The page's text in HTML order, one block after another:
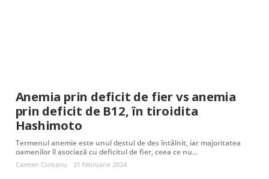
Anemia prin deficit de fier vs anemia
prin deficit de B12, în tiroidita
Hashimoto
Termenul anemie este unul destul de des întâlnit, iar majoritatea
oamenilor îl asociază cu deficitul de fier, ceea ce nu…
Carmen Ciobanu 21 februarie 2024